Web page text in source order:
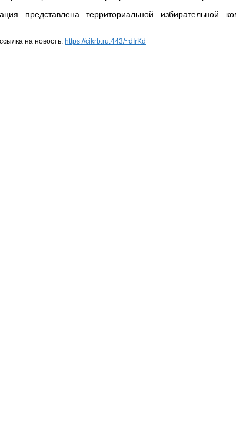
представлена территориальной избирательной
на новость: https://cikrb.ru:443/~dIrKd